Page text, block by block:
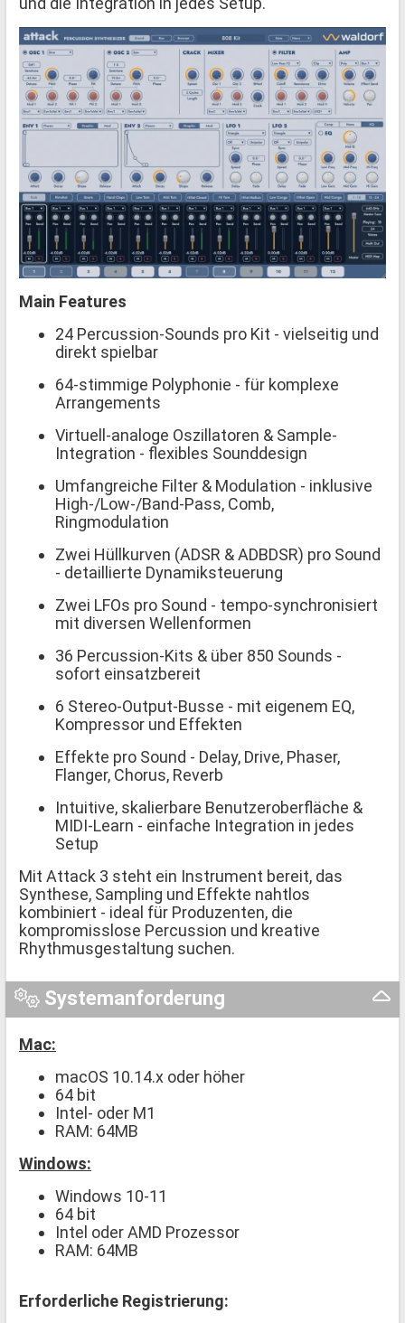
Main Features
24 Percussion-Sounds pro Kit - vielseitig und
direkt spielbar
64-stimmige Polyphonie - für komplexe
Arrangements
Virtuell-analoge Oszillatoren & Sample-
Integration - flexibles Sounddesign
Umfangreiche Filter & Modulation - inklusive
High-/Low-/Band-Pass, Comb,
Ringmodulation
Zwei Hüllkurven (ADSR & ADBDSR) pro Sound
- detaillierte Dynamiksteuerung
Zwei LFOs pro Sound - tempo-synchronisiert
mit diversen Wellenformen
36 Percussion-Kits & über 850 Sounds -
sofort einsatzbereit
6 Stereo-Output-Busse - mit eigenem EQ,
Kompressor und Effekten
Effekte pro Sound - Delay, Drive, Phaser,
Flanger, Chorus, Reverb
Intuitive, skalierbare Benutzeroberfläche &
MIDI-Learn - einfache Integration in jedes
Setup
Mit Attack 3 steht ein Instrument bereit, das
Synthese, Sampling und Effekte nahtlos
kombiniert - ideal für Produzenten, die
kompromisslose Percussion und kreative
Rhythmusgestaltung suchen.
Systemanforderung
Mac:
macOS 10.14.x oder höher
64 bit
Intel- oder M1
RAM: 64MB
Windows:
Windows 10-11
64 bit
Intel oder AMD Prozessor
RAM: 64MB
Erforderliche Registrierung: